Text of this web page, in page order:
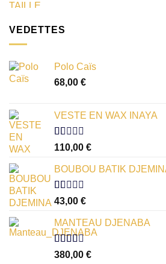
VEDETTES
Polo Caïs
68,00 €
VESTE EN WAX INAYA
Note
sur
5
110,00 €
BOUBOU BATIK
Note
1.00
sur
5
43,00 €
MANTEAU DJENABA
Note
380,00 €